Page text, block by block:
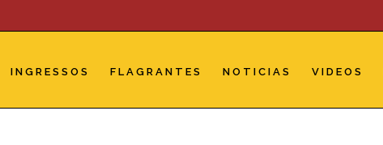
INGRESSOS FLAGRANTES NOTICIAS VIDEOS